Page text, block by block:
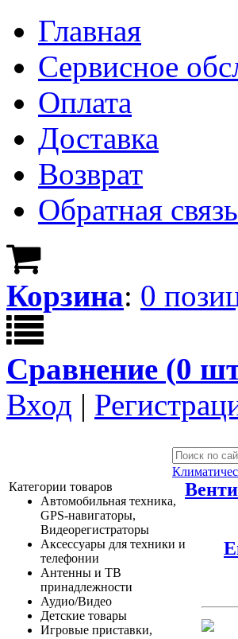
Главная
Сервисное
Оплата
Доставка
Возврат
Обратная связь
Корзина: 0
Сравнение (0
Вход |
Категории товаров
Автомобильная техника,
GPS-навигаторы,
Видеорегистраторы
Аксессуары для техники и
телефонии
Антенны и ТВ
принадлежности
Аудио/Видео
Детские товары
Игровые приставки,